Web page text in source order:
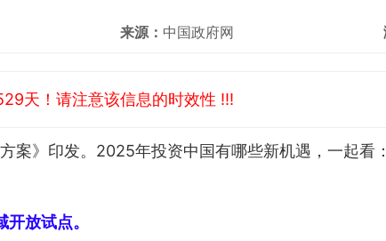
来源： 中国政府网
天！请注意该信息的时效性 !!!
案》印发。2025年投资中国有哪些新机遇，一起看：
放试点。